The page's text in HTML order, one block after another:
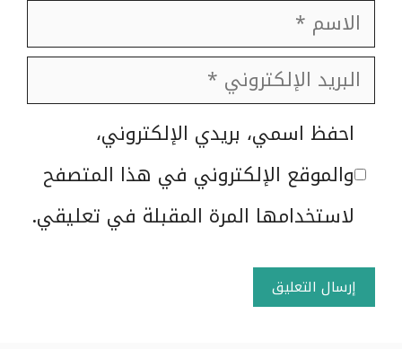
الاسم
البريد
الإلكتروني
الموقع
الإلكتروني
احفظ اسمي، بريدي الإلكتروني،
والموقع الإلكتروني في هذا المتصفح
لاستخدامها المرة المقبلة في تعليقي.